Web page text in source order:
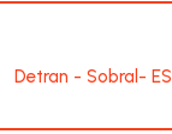
Detran - Sobral- ES